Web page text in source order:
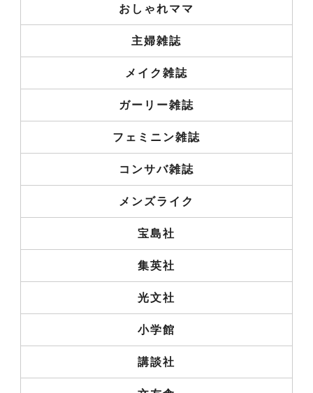
おしゃれママ
主婦雑誌
メイク雑誌
ガーリー雑誌
フェミニン雑誌
コンサバ雑誌
メンズライク
宝島社
集英社
光文社
小学館
講談社